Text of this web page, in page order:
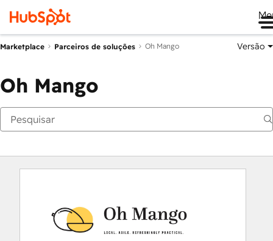
Marketplace Parceiros de soluções Oh Mango Versão
Oh Mango